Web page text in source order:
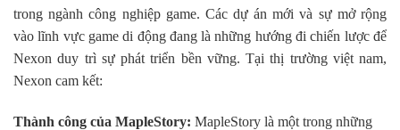
trong ngành công nghiệp game. Các dự án mới và sự mở rộng
vào lĩnh vực game di động đang là những hướng đi chiến lược để
Nexon duy trì sự phát triển bền vững. Tại thị trường việt nam,
Nexon cam kết:
Thành công của MapleStory: MapleStory là một trong những